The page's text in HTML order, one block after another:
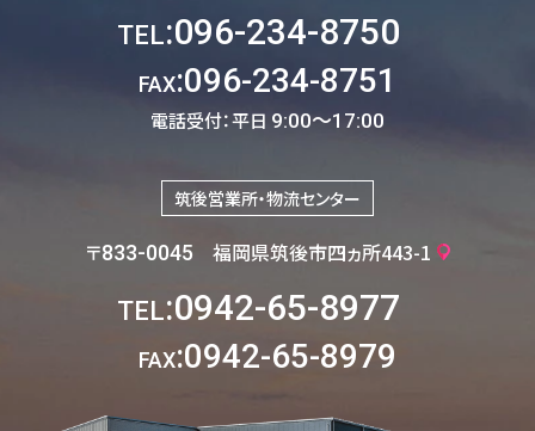
TEL:096-234-8750
FAX:096-234-8751
電話受付：平日 9:00〜17:00
筑後営業所・物流センター
〒833-0045 福岡県筑後市四ヵ所443-1
TEL:0942-65-8977
FAX:0942-65-8979